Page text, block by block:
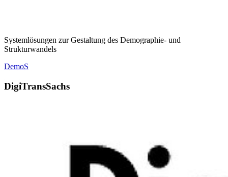
Systemlösungen zur Gestaltung des Demographie- und
Strukturwandels
DemoS
DigiTransSachs